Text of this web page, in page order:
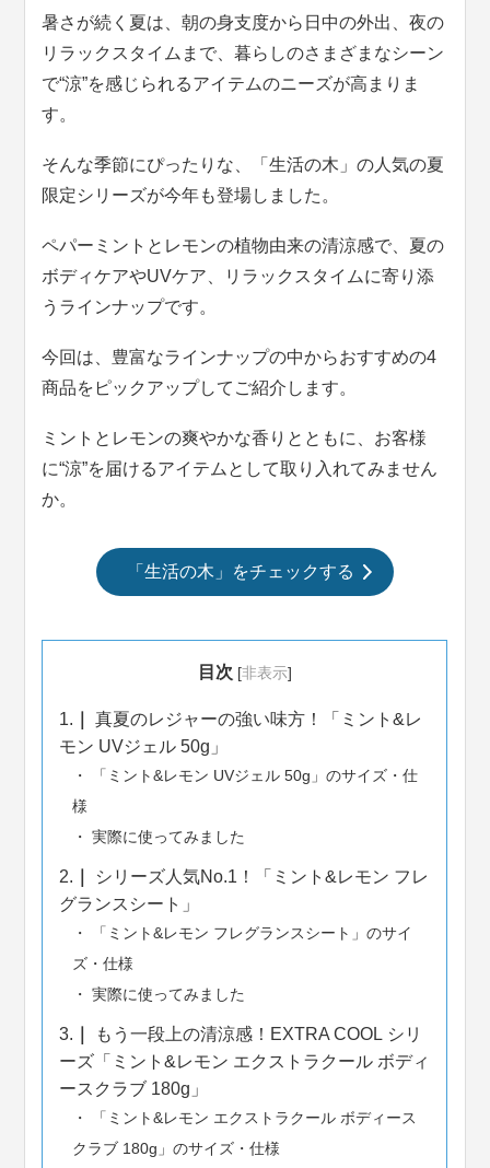
暑さが続く夏は、朝の身支度から日中の外出、夜の
リラックスタイムまで、暮らしのさまざまなシーン
で“涼”を感じられるアイテムのニーズが高まりま
す。
そんな季節にぴったりな、「生活の木」の人気の夏
限定シリーズが今年も登場しました。
ペパーミントとレモンの植物由来の清涼感で、夏の
ボディケアやUVケア、リラックスタイムに寄り添
うラインナップです。
今回は、豊富なラインナップの中からおすすめの4
商品をピックアップしてご紹介します。
ミントとレモンの爽やかな香りとともに、お客様
に“涼”を届けるアイテムとして取り入れてみません
か。
「生活の木」をチェックする
目次 [非表示]
1.
真夏のレジャーの強い味方！「ミント&レ
モン UVジェル 50g」
「ミント&レモン UVジェル 50g」のサイズ・仕
様
実際に使ってみました
2.
シリーズ人気No.1！「ミント&レモン フレ
グランスシート」
「ミント&レモン フレグランスシート」のサイ
ズ・仕様
実際に使ってみました
3.
もう一段上の清涼感！EXTRA COOL シリ
ーズ「ミント&レモン エクストラクール ボディ
ースクラブ 180g」
「ミント&レモン エクストラクール ボディース
クラブ 180g」のサイズ・仕様